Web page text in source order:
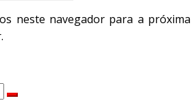
neste navegador para a próxima